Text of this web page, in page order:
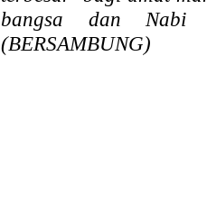
bangsa dan Nabi
(BERSAMBUNG)